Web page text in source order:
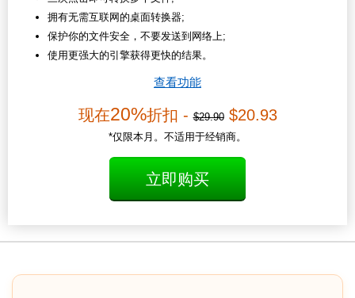
拥有无需互联网的桌面转换器;
保护你的文件安全，不要发送到网络上;
使用更强大的引擎获得更快的结果。
查看功能
现在20%折扣 -$29.90$20.93
*仅限本月。不适用于经销商。
立即购买